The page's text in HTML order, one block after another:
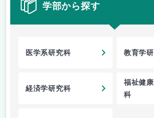
学部から探す
医学系研究科 教育学
経済学研究科
福祉健
科